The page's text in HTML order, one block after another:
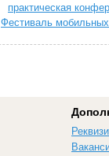
практическая
Фестиваль